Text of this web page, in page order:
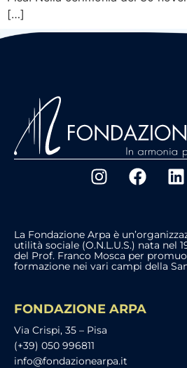
[…]
La Fondazione Arpa è
utilità sociale (O.N.L.U.S.) nata nel
del Prof. Franco Mosca per
formazione nei vari campi della
FONDAZIONE ARPA
Via Crispi, 35 – Pisa
(+39) 050 996811
info@fondazionearpa.it